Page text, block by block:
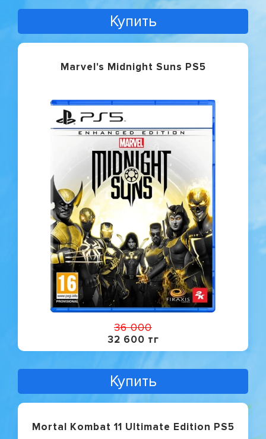
Купить
Marvel's Midnight Suns PS5
36 000
32 600 тг
Купить
Mortal Kombat 11 Ultimate Edition PS5